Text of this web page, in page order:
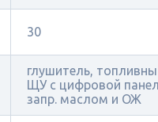
30
глушитель,
ЩУ с цифровой
запр. маслом и ОЖ